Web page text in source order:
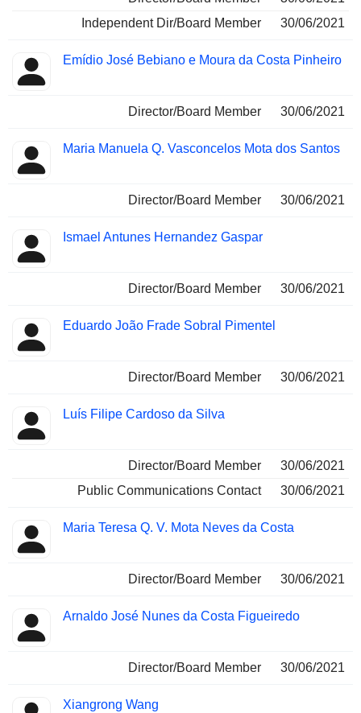
Independent Dir/Board Member
30/06/2021
Emídio José Bebiano e Moura da Costa Pinheiro
Director/Board Member 30/06/2021
Maria Manuela Q. Vasconcelos Mota dos Santos
Director/Board Member 30/06/2021
Ismael Antunes Hernandez Gaspar
Director/Board Member 30/06/2021
Eduardo João Frade Sobral Pimentel
Director/Board Member 30/06/2021
Luís Filipe Cardoso da Silva
Director/Board Member
30/06/2021
Public Communications Contact
30/06/2021
Maria Teresa Q. V. Mota Neves da Costa
Director/Board Member 30/06/2021
Arnaldo José Nunes da Costa Figueiredo
Director/Board Member 30/06/2021
Xiangrong Wang